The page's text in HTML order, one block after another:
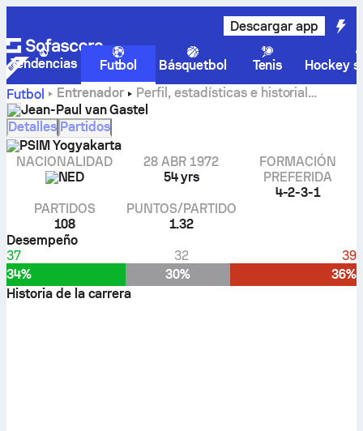
Descargar app
Tendencias Futbol Básquetbol Tenis
Hockey
Futbol
Entrenador
Perfil, estadísticas e historial
profesional de Jean-Paul van Gastel
Jean-Paul van Gastel
Detalles Partidos
PSIM Yogyakarta
NACIONALIDAD
NED
28 ABR 1972
54 yrs
FORMACIÓN
PREFERIDA
4-2-3-1
PARTIDOS
108
PUNTOS/PARTIDO
1.32
Desempeño
37
32
39
34%
30%
36%
Historia de la carrera